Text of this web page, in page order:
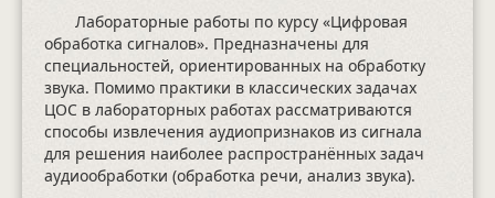
Лабораторные работы по курсу «Цифровая
обработка сигналов». Предназначены для
специальностей, ориентированных на обработку
звука. Помимо практики в классических задачах
ЦОС в лабораторных работах рассматриваются
способы извлечения аудиопризнаков из сигнала
для решения наиболее распространённых задач
аудиообработки (обработка речи, анализ звука).